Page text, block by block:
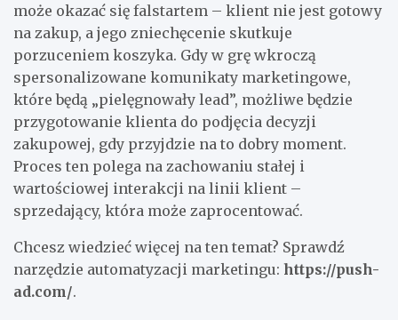
może okazać się falstartem – klient nie jest gotowy
na zakup, a jego zniechęcenie skutkuje
porzuceniem koszyka. Gdy w grę wkroczą
spersonalizowane komunikaty marketingowe,
które będą „pielęgnowały lead”, możliwe będzie
przygotowanie klienta do podjęcia decyzji
zakupowej, gdy przyjdzie na to dobry moment.
Proces ten polega na zachowaniu stałej i
wartościowej interakcji na linii klient –
sprzedający, która może zaprocentować.
Chcesz wiedzieć więcej na ten temat? Sprawdź
narzędzie automatyzacji marketingu: https://push-
ad.com/.